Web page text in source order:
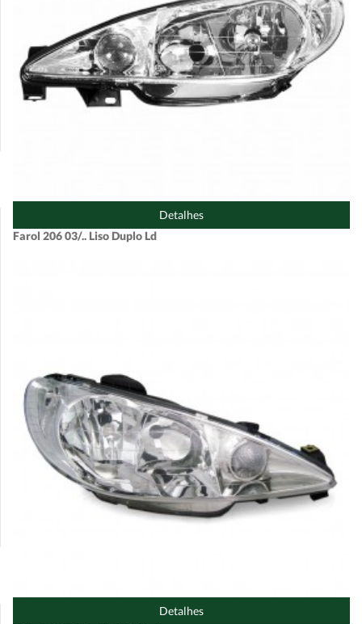
Detalhes
Farol 206 03/.. Liso Duplo Ld
Detalhes